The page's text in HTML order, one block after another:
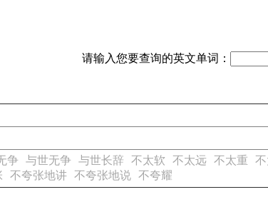
请输入您要查询的英文单词：
争 与世无争 与世长辞 不太软 不太远 不太重
不夸张地讲 不夸张地说 不夸耀